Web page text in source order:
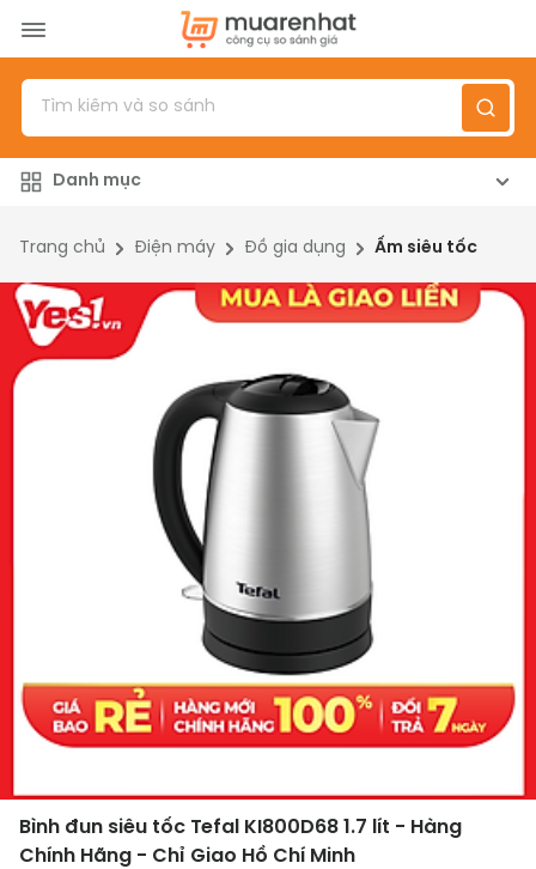
Menu
Sản phẩm
Đánh giá sản phẩm
Giới thiệu
Đăng nhập
Danh mục
Trang chủ Điện máy Đồ gia dụng Ấm siêu tốc
Bình đun siêu tốc Tefal KI800D68 1.7 lít - Hàng
Chính Hãng - Chỉ Giao Hồ Chí Minh